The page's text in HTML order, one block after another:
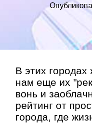
В этих
нам еще их
вонь и
рейтинг от
города, где
Контакт»